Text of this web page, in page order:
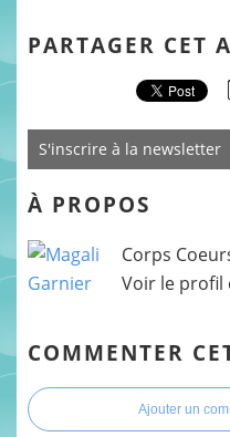
PARTAGER CET
S'inscrire à la newsletter
À PROPOS
Corps
Voir le profil
COMMENTER
Ajouter un